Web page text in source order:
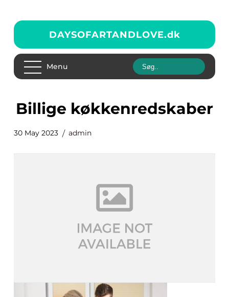
DAYSOFARTANDLOVE.dk
Menu
billige køkkenredskaber
30 May 2023 admin